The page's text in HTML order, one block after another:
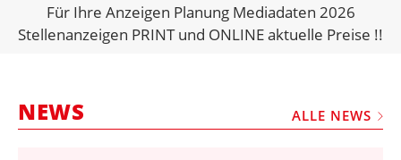
BRANCHENLINKS
VERMIETER
Für Ihre Anzeigen Planung Mediadaten 2026
Stellenanzeigen PRINT und ONLINE aktuelle Preise !!
NEWS ALLE NEWS